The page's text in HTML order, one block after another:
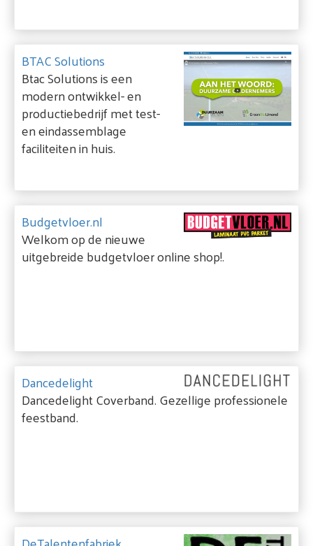
BTAC Solutions
Btac Solutions is een
modern ontwikkel- en
productiebedrijf met test-
en eindassemblage
faciliteiten in huis.
Budgetvloer.nl
Welkom op de nieuwe
uitgebreide budgetvloer online shop!.
Dancedelight
Dancedelight Coverband. Gezellige professionele
feestband.